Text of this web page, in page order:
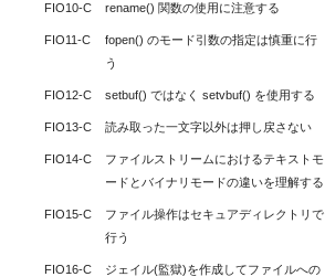
FIO10-C rename() 関数の使用に注意する
FIO11-C
fopen() のモード引数の指定は慎重に行
う
FIO12-C setbuf() ではなく setvbuf() を使用する
FIO13-C 読み取った一文字以外は押し戻さない
FIO14-C
ファイルストリームにおけるテキストモ
ードとバイナリモードの違いを理解する
FIO15-C
ファイル操作はセキュアディレクトリで
行う
FIO16-C
ジェイル(監獄)を作成してファイルへの